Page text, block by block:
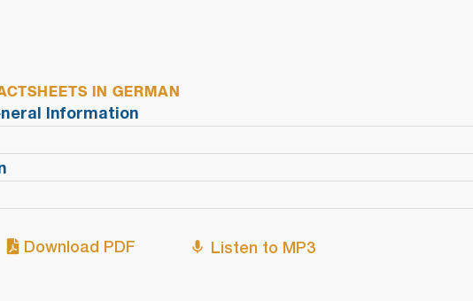
IN GERMAN
Information
Download PDF Listen to MP3